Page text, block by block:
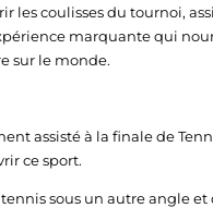
les coulisses du tournoi,
marquante qui
sur le monde.
assisté à la finale de
ce sport.
sous un autre angle